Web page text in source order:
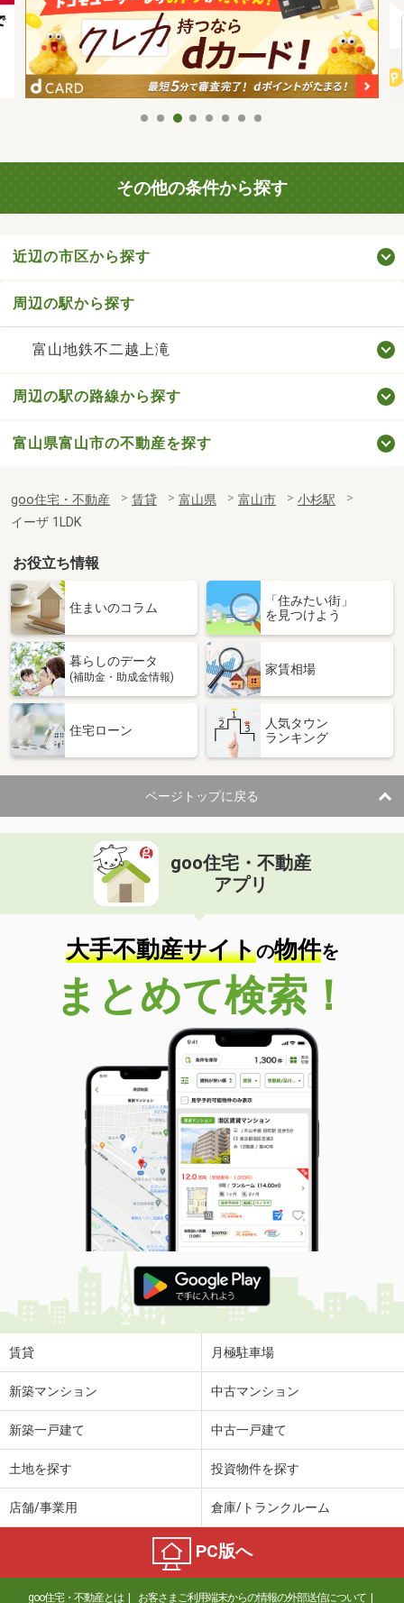
その他の条件から探す
近辺の市区から探す
周辺の駅から探す
富山地鉄不二越上滝
周辺の駅の路線から探す
富山県富山市の不動産を探す
goo住宅・不動産 賃貸 富山県 富山市
小杉駅
イーザ 1LDK
お役立ち情報
住まいのコラム
「住みたい街」
を見つけよう
暮らしのデータ
(補助金・助成金情報)
家賃相場
住宅ローン
人気タウン
ランキング
ページトップに戻る
goo住宅・不動産
アプリ
大手不動産サイトの物件を
まとめて検索！
賃貸 月極駐車場
新築マンション 中古マンション
新築一戸建て 中古一戸建て
土地を探す 投資物件を探す
店舗/事業用 倉庫/トランクルーム
PC版へ
goo住宅・不動産とは お客さまご利用端末からの情報の外部送信について